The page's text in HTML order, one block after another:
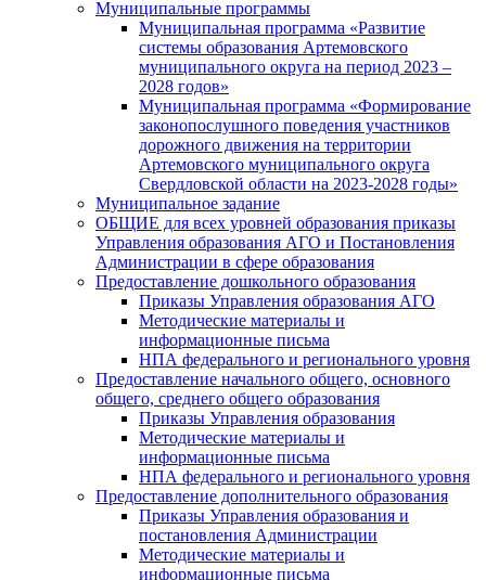
Муниципальные программы
Муниципальная программа «Развитие
системы образования Артемовского
муниципального округа на период 2023 –
2028 годов»
Муниципальная программа «Формирование
законопослушного поведения участников
дорожного движения на территории
Артемовского муниципального округа
Свердловской области на 2023-2028 годы»
Муниципальное задание
ОБЩИЕ для всех уровней образования приказы
Управления образования АГО и Постановления
Администрации в сфере образования
Предоставление дошкольного образования
Приказы Управления образования АГО
Методические материалы и
информационные письма
НПА федерального и регионального уровня
Предоставление начального общего, основного
общего, среднего общего образования
Приказы Управления образования
Методические материалы и
информационные письма
НПА федерального и регионального уровня
Предоставление дополнительного образования
Приказы Управления образования и
постановления Администрации
Методические материалы и
информационные письма